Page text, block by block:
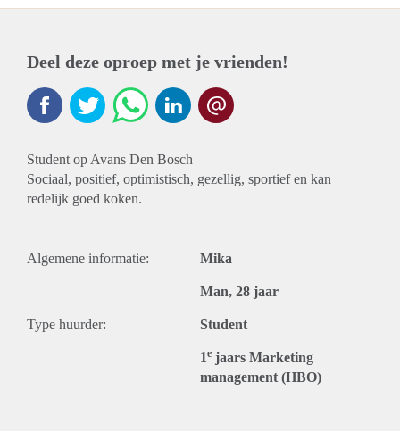
Deel deze oproep met je vrienden!
Student op Avans Den Bosch
Sociaal, positief, optimistisch, gezellig, sportief en kan
redelijk goed koken.
Algemene informatie: Mika
Man, 28 jaar
Type huurder: Student
1e jaars Marketing
management (HBO)